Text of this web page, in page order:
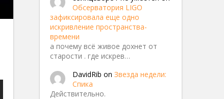
Обсерватория LIGO
зафиксировала еще одно
искривление пространства-
времени
а почему всё живое дохнет от
старости . где искрев…
DavidRib on Звезда недели:
Спика
Действительно.